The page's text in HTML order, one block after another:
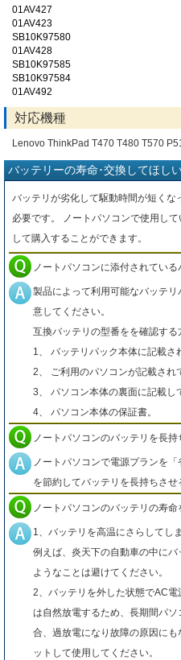
01AV427
01AV423
SB10K97580
01AV428
SB10K97585
SB10K97584
01AV492
対応機種
Lenovo ThinkPad T470 T480 T570
バッテリーの寿命･交換してほし
バッテリが劣化して駆動時間が短く
必要です。 ノートパソコンで使用し
して購入することができます。
ノートパソコンに添付されてい
製品によって利用可能なバッテ
意してください。
互換バッテリの型番をを確認する
1、 バッテリパック本体に記載さ
2、 ご利用のパソコンが記載され
3、 パソコン本体の裏面に記載し
4、 パソコン本体の保証書。
ノートパソコンのバッテリを長
ノートパソコンで電源プランを
を節約してバッテリを長持ちさせ
ノートパソコンのバッテリの寿
1、バッテリを高温にさらしてし
例えば、炎天下の自動車の中に
ようなことは避けてください。
2、バッテリを外した状態でAC
は自然放電するため、長期間パ
合、過放電になり故障の原因に
ットして使用してください。